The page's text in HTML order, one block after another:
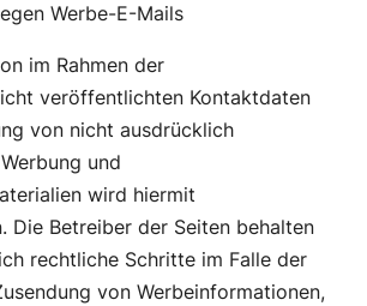
Werbe-E-Mails
im Rahmen der
veröffentlichten Kontaktdaten
von nicht ausdrücklich
und
wird hiermit
Die Betreiber der Seiten behalten
rechtliche Schritte im Falle der
von Werbeinformationen,